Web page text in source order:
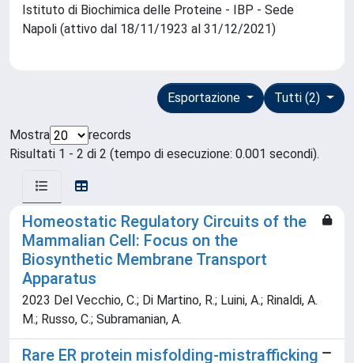
Istituto di Biochimica delle Proteine - IBP - Sede
Napoli (attivo dal 18/11/1923 al 31/12/2021)
Tutti (2)
Esportazione
Mostra
records
Risultati 1 - 2 di 2 (tempo di esecuzione: 0.001 secondi).
Homeostatic Regulatory Circuits of the
Mammalian Cell: Focus on the
Biosynthetic Membrane Transport
Apparatus
2023 Del Vecchio, C.; Di Martino, R.; Luini, A.; Rinaldi, A.
M.; Russo, C.; Subramanian, A.
Rare ER protein misfolding-mistrafficking